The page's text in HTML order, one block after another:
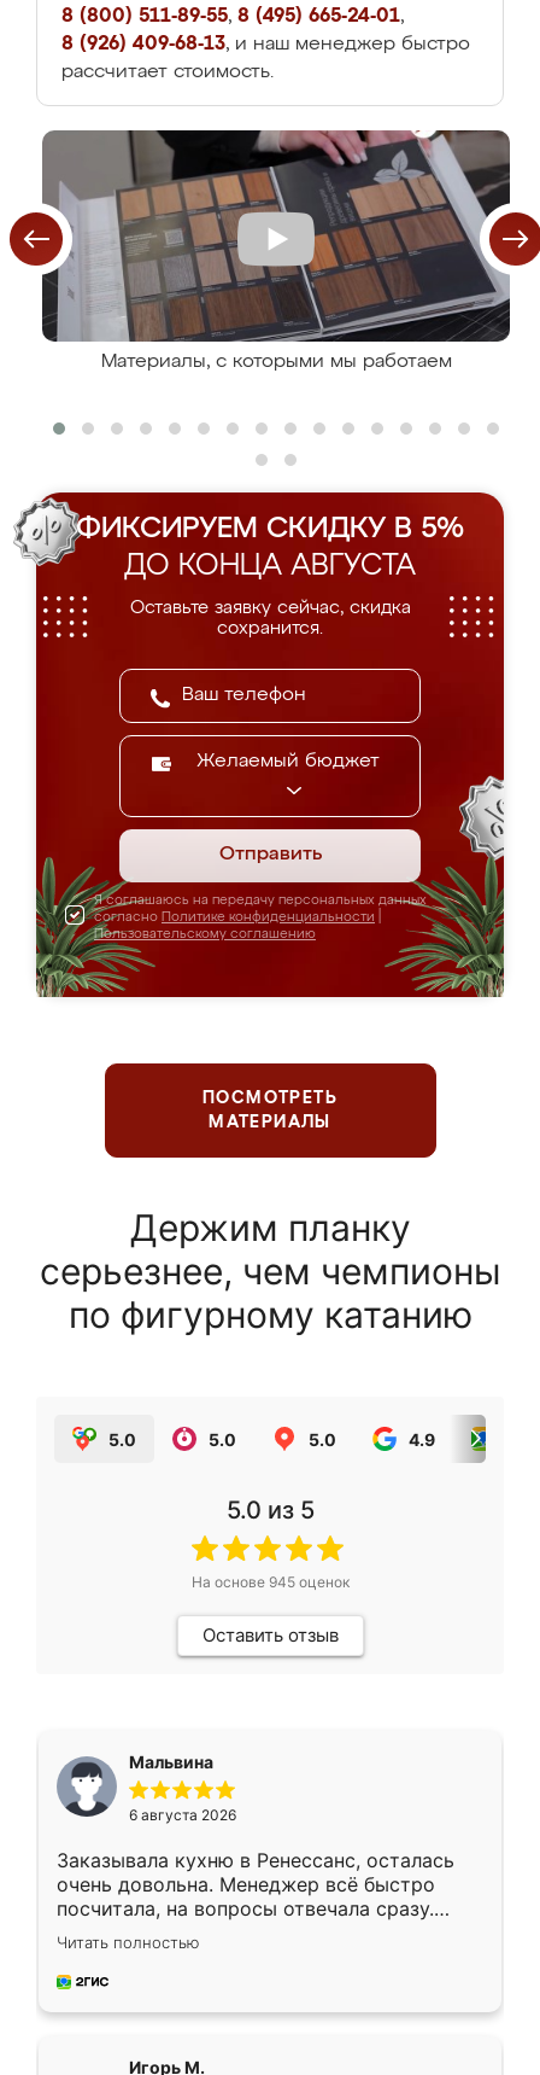
8 (800) 511-89-55, 8 (495) 665-24-01,
8 (926) 409-68-13, и наш менеджер быстро
рассчитает стоимость.
Материалы, с которыми мы работаем
ФИКСИРУЕМ СКИДКУ В 5%
ДО КОНЦА АВГУСТА
Оставьте заявку сейчас, скидка
сохранится.
Желаемый бюджет
Отправить
Я соглашаюсь на передачу персональных данных
согласно Политике конфиденциальности
Пользовательскому соглашению
ПОСМОТРЕТЬ
МАТЕРИАЛЫ
Держим планку
серьезнее, чем чемпионы
по фигурному катанию
5.0 5.0 5.0 4.9
5.0 из 5
На основе 945оценок
Оставить отзыв
Мальвина
6 августа 2026
Заказывала кухню в Ренессанс, осталась
очень довольна. Менеджер всё быстро
посчитала, на вопросы отвечала сразу.
Замерщик приехал в субботу, подошёл к
делу со всей ответственностью. Собрали
за день, ребята работали аккуратно, даже
Читать полностью
Игорь М.